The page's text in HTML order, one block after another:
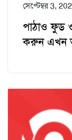
সেপ্টেম্বর 3,
পাঠাও ফুড
করুন এখন